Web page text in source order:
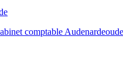
comptable Audenarde